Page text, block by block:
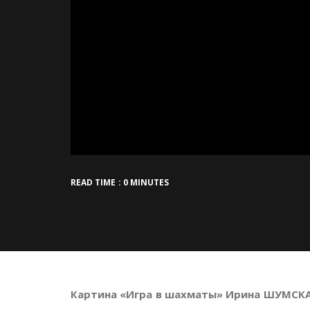
READ TIME : 0 MINUTES
Картина «Игра в шахматы» Ирина